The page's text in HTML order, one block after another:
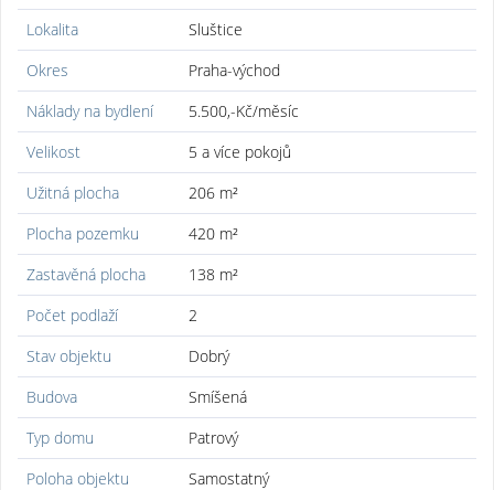
Lokalita
Sluštice
Okres
Praha-východ
Náklady na bydlení
5.500,-Kč/měsíc
Velikost
5 a více pokojů
Užitná plocha
206 m²
Plocha pozemku
420 m²
Zastavěná plocha
138 m²
Počet podlaží
2
Stav objektu
Dobrý
Budova
Smíšená
Typ domu
Patrový
Poloha objektu
Samostatný